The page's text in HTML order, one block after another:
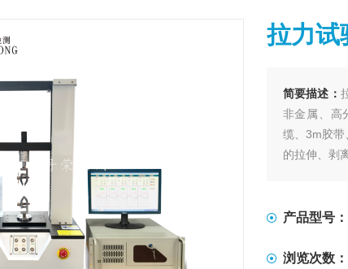
拉力试
简要描述：
非金属、高
缆、3m胶带
的拉伸、剥
产品型号：
浏览次数：